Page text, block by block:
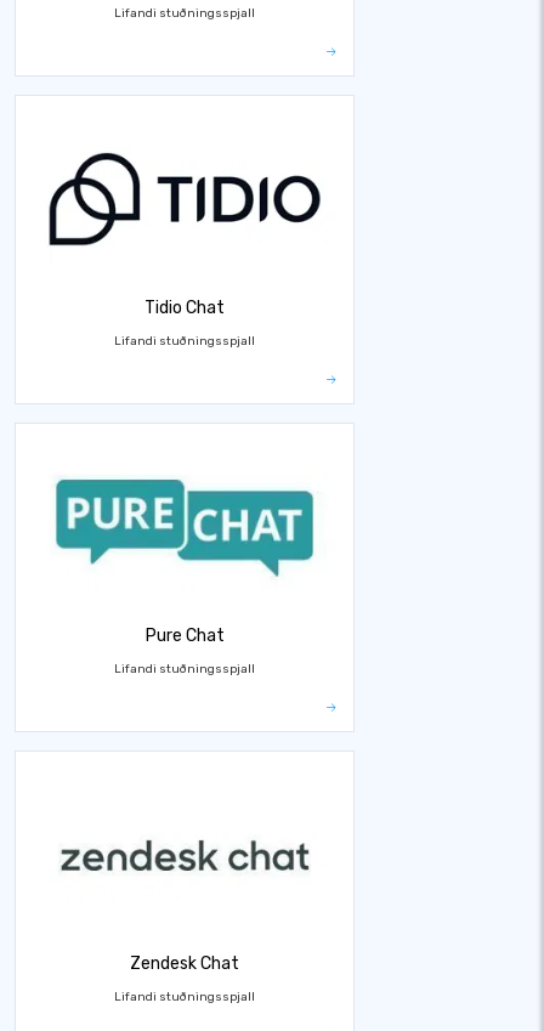
Lifandi stuðningsspjall
Tidio Chat
Lifandi stuðningsspjall
Pure Chat
Lifandi stuðningsspjall
Zendesk Chat
Lifandi stuðningsspjall